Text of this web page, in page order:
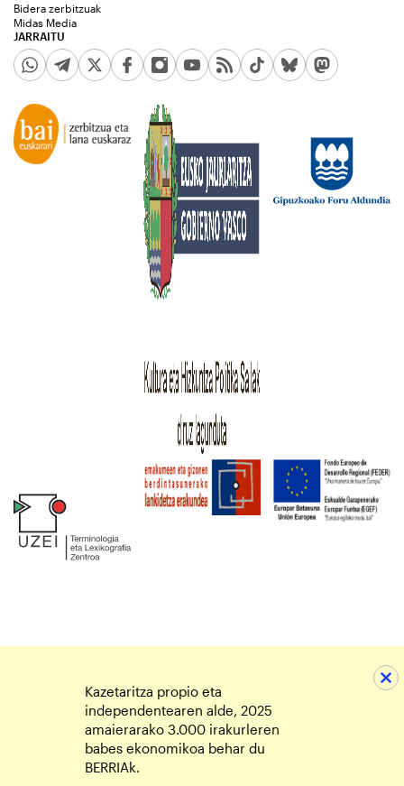
JARRAITU
Bidera zerbitzuak
Midas Media
Kazetaritza propio eta
independentearen alde, 2025
amaierarako 3.000 irakurleren
babes ekonomikoa behar du
BERRIAk.